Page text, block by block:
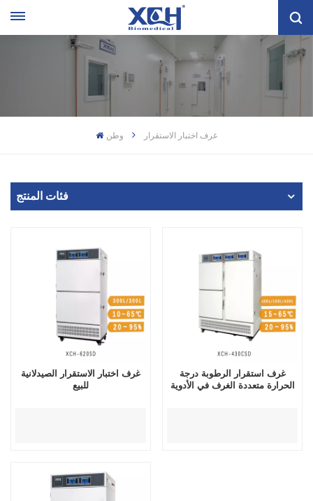
وطن غرف اختبار الاستقرار
فئات المنتج
غرف اختبار الاستقرار الصيدلانية
للبيع
غرف استقرار الرطوبة درجة
الحرارة متعددة الغرف في الأدوية